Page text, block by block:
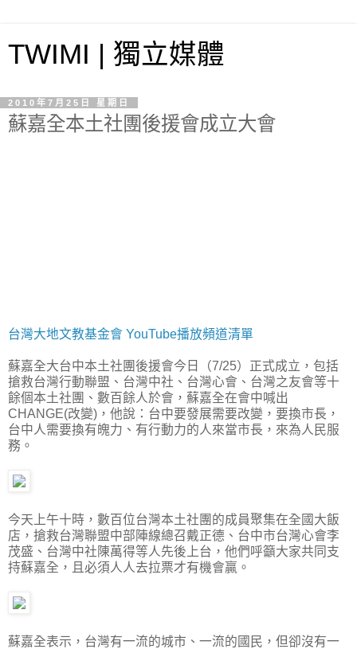
TWIMI | 獨立媒體
2010年7月25日 星期日
蘇嘉全本土社團後援會成立大會
台灣大地文教基金會 YouTube播放頻道清單
蘇嘉全大台中本土社團後援會今日（7/25）正式成立，包括
搶救台灣行動聯盟、台灣中社、台灣心會、台灣之友會等十
餘個本土社團、數百餘人於會，蘇嘉全在會中喊出
CHANGE(改變)，他說：台中要發展需要改變，要換市長，
台中人需要換有魄力、有行動力的人來當市長，來為人民服
務。
今天上午十時，數百位台灣本土社團的成員聚集在全國大飯
店，搶救台灣聯盟中部陣線總召戴正德、台中市台灣心會李
茂盛、台灣中社陳萬得等人先後上台，他們呼籲大家共同支
持蘇嘉全，且必須人人去拉票才有機會贏。
蘇嘉全表示，台灣有一流的城市、一流的國民，但卻沒有一